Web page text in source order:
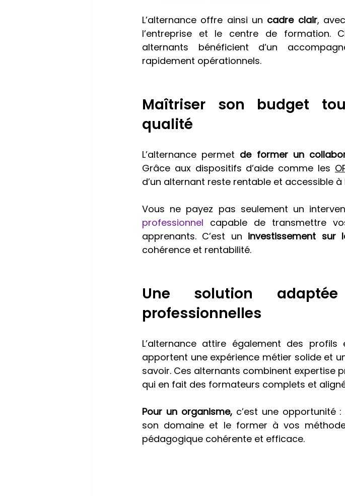
L’alternance offre ainsi un cadre clair,
l’entreprise et le centre de formation.
alternants bénéficient d’un
rapidement opérationnels.
Maîtriser son budget
qualité
L’alternance permet de former un
Grâce aux dispositifs d’aide comme les
d’un alternant reste rentable et accessible
Vous ne payez pas seulement un
professionnel capable de transmettre
apprenants. C’est un investissement sur
cohérence et rentabilité.
Une solution
professionnelles
L’alternance attire également des profils
apportent une expérience métier solide et
savoir. Ces alternants combinent expertise
qui en fait des formateurs complets et
Pour un organisme, c’est une opportunité
son domaine et le former à vos
pédagogique cohérente et efficace.